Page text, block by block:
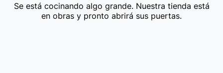
Se está cocinando algo grande. Nuestra tienda está
en obras y pronto abrirá sus puertas.